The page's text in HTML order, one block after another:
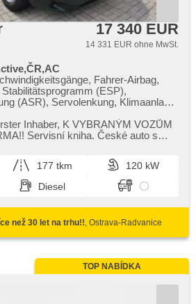
17 340 EUR
14 331 EUR ohne MwSt.
Fahrer-Airbag,
(ESP),
(ASR), Servolenkung, Klimaanlage,
Lenkrad einstellbar,
hands free, Bluetooth, El.
Funkfernbedienung,
Fahrersitz,
CD-Spieler,
Spiegel
Inhaber,​ K VYBRANÝM VOZŮM
Servisní kniha. České auto s
177 tkm
120 kW
Diesel
než 30 let na trhu!! , Ostrava-Radvanice
TOP NABÍDKA